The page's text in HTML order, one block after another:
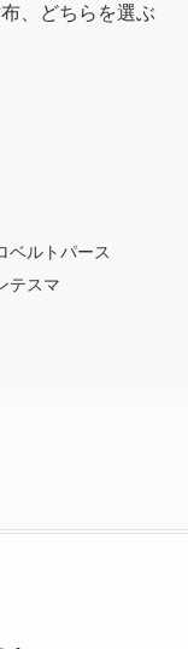
、どちらを選ぶ
ベルトパース
テスマ